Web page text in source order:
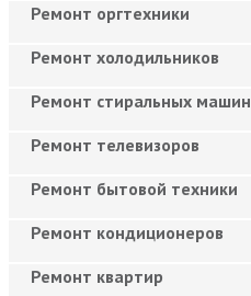
Ремонт оргтехники
Ремонт холодильников
Ремонт стиральных машин
Ремонт телевизоров
Ремонт бытовой техники
Ремонт кондиционеров
Ремонт квартир